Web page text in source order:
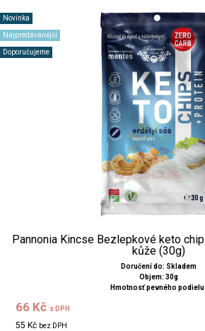
Novinka
Najpredávanější
Doporučujeme
Pannonia Kincse Bezlepkové keto
kůže (30g)
Doručení do: Skladem
Objem: 30g
Hmotnosť pevného podielu:
66 Kč s DPH
55 Kč bez DPH